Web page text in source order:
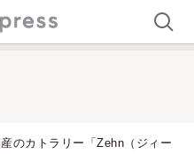
のカトラリー「Zehn（ジィー